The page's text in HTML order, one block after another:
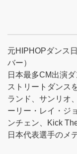
元HIPHOPダンス
バー）
日本最多CM出演
ストリートダンス
ランド、サンリオ
ーリー・レイ・ジ
ンチェン、Kick
日本代表選手のメ